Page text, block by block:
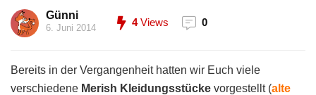
Günni
6. Juni 2014 4Views 0
Bereits in der Vergangenheit hatten wir Euch viele
verschiedene Merish Kleidungsstücke vorgestellt (alte